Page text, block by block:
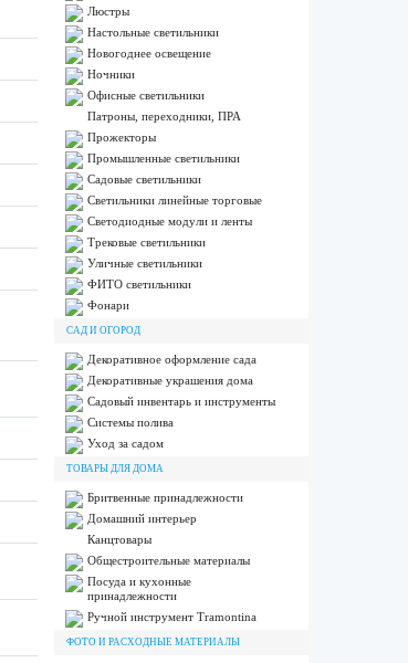
Люстры
Настольные светильники
Новогоднее освещение
Ночники
Офисные светильники
Патроны, переходники, ПРА
Прожекторы
Промышленные светильники
Садовые светильники
Светильники линейные торговые
Светодиодные модули и ленты
Трековые светильники
Уличные светильники
ФИТО светильники
Фонари
САД И ОГОРОД
Декоративное оформление сада
Декоративные украшения дома
Садовый инвентарь и инструменты
Системы полива
Уход за садом
ТОВАРЫ ДЛЯ ДОМА
Бритвенные принадлежности
Домашний интерьер
Канцтовары
Общестроительные материалы
Посуда и кухонные
принадлежности
Ручной инструмент Tramontina
ФОТО И РАСХОДНЫЕ МАТЕРИАЛЫ